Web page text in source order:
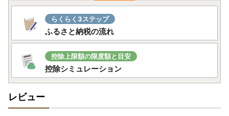
らくらく3ステップ
ふるさと納税の流れ
控除上限額の限度額と目安
控除シミュレーション
レビュー